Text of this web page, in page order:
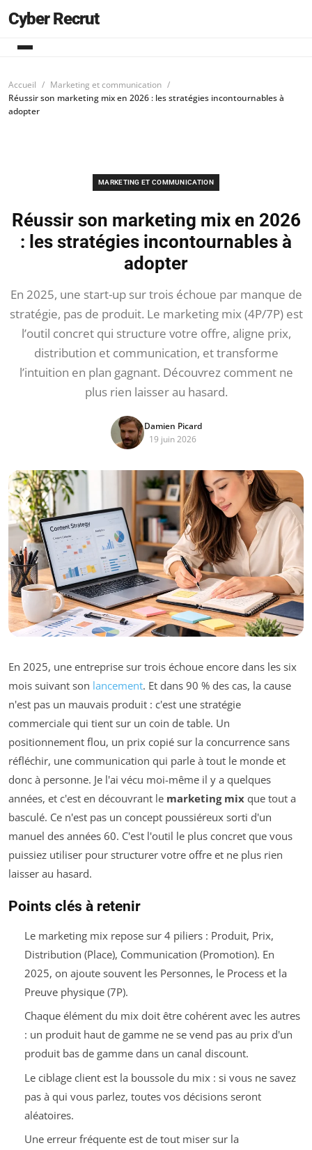
Cyber Recrut
Accueil
Marketing et communication
Réussir son marketing mix en 2026 : les stratégies incontournables à
adopter
MARKETING ET COMMUNICATION
Réussir son marketing mix en 2026
: les stratégies incontournables à
adopter
En 2025, une start-up sur trois échoue par manque de
stratégie, pas de produit. Le marketing mix (4P/7P) est
l’outil concret qui structure votre offre, aligne prix,
distribution et communication, et transforme
l’intuition en plan gagnant. Découvrez comment ne
plus rien laisser au hasard.
Damien Picard
19 juin 2026
En 2025, une entreprise sur trois échoue encore dans les six
mois suivant son lancement. Et dans 90 % des cas, la cause
n'est pas un mauvais produit : c'est une stratégie
commerciale qui tient sur un coin de table. Un
positionnement flou, un prix copié sur la concurrence sans
réfléchir, une communication qui parle à tout le monde et
donc à personne. Je l'ai vécu moi-même il y a quelques
années, et c'est en découvrant le marketing mix que tout a
basculé. Ce n'est pas un concept poussiéreux sorti d'un
manuel des années 60. C'est l'outil le plus concret que vous
puissiez utiliser pour structurer votre offre et ne plus rien
laisser au hasard.
Points clés à retenir
Le marketing mix repose sur 4 piliers : Produit, Prix,
Distribution (Place), Communication (Promotion). En
2025, on ajoute souvent les Personnes, le Process et la
Preuve physique (7P).
Chaque élément du mix doit être cohérent avec les autres
: un produit haut de gamme ne se vend pas au prix d'un
produit bas de gamme dans un canal discount.
Le ciblage client est la boussole du mix : si vous ne savez
pas à qui vous parlez, toutes vos décisions seront
aléatoires.
Une erreur fréquente est de tout miser sur la